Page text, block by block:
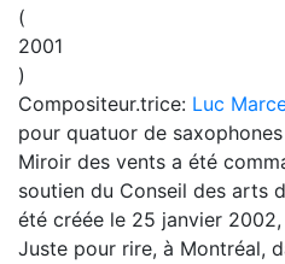
(
2001
)
Compositeur.trice: Luc
pour quatuor de saxophones
Miroir des vents a été
soutien du Conseil des arts
été créée le 25 janvier
Juste pour rire, à Montréal,